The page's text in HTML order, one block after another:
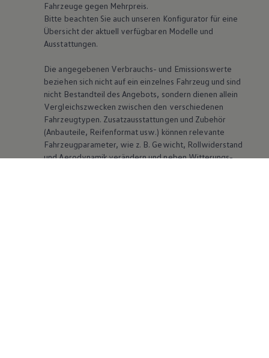
Fahrzeuge gegen Mehrpreis.
Bitte beachten Sie auch unseren Konfigurator für eine
Übersicht der aktuell verfügbaren Modelle und
Ausstattungen.
Die angegebenen Verbrauchs- und Emissionswerte
beziehen sich nicht auf ein einzelnes Fahrzeug und sind
nicht Bestandteil des Angebots, sondern dienen allein
Vergleichszwecken zwischen den verschiedenen
Fahrzeugtypen. Zusatzausstattungen und Zubehör
(Anbauteile, Reifenformat usw.) können relevante
Fahrzeugparameter, wie z. B. Gewicht, Rollwiderstand
und Aerodynamik verändern und neben Witterungs-